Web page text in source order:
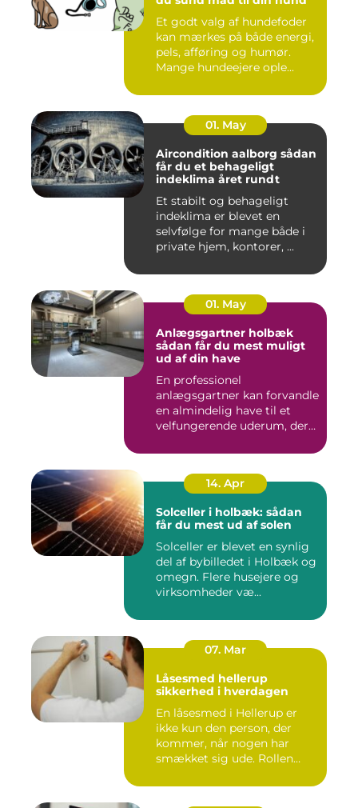
Et godt valg af hundefoder
kan mærkes på både energi,
pels, afføring og humør.
Mange hundeejere ople...
01. May
Aircondition aalborg sådan
får du et behageligt
indeklima året rundt
Et stabilt og behageligt
indeklima er blevet en
selvfølge for mange både i
private hjem, kontorer, ...
01. May
Anlægsgartner holbæk
sådan får du mest muligt
ud af din have
En professionel
anlægsgartner kan forvandle
en almindelig have til et
velfungerende uderum, der
14. Apr
Solceller i holbæk: sådan
får du mest ud af solen
Solceller er blevet en synlig
del af bybilledet i Holbæk og
omegn. Flere husejere og
virksomheder væ...
07. Mar
Låsesmed hellerup
sikkerhed i hverdagen
En låsesmed i Hellerup er
ikke kun den person, der
kommer, når nogen har
smækket sig ude. Rollen